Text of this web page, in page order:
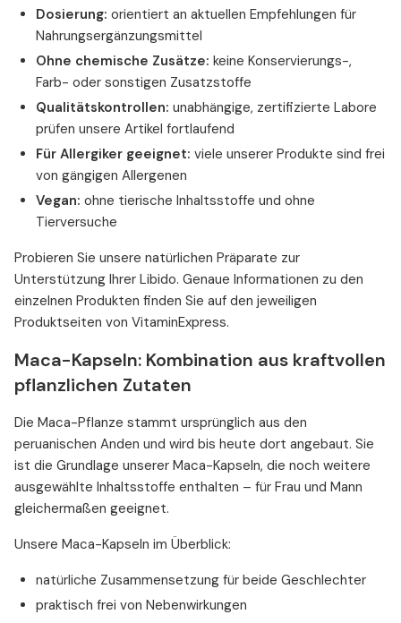
Dosierung: orientiert an aktuellen Empfehlungen für
Nahrungsergänzungsmittel
Ohne chemische Zusätze: keine Konservierungs-,
Farb- oder sonstigen Zusatzstoffe
Qualitätskontrollen: unabhängige, zertifizierte Labore
prüfen unsere Artikel fortlaufend
Für Allergiker geeignet: viele unserer Produkte sind frei
von gängigen Allergenen
Vegan: ohne tierische Inhaltsstoffe und ohne
Tierversuche
Probieren Sie unsere natürlichen Präparate zur
Unterstützung Ihrer Libido. Genaue Informationen zu den
einzelnen Produkten finden Sie auf den jeweiligen
Produktseiten von VitaminExpress.
Maca-Kapseln: Kombination aus kraftvollen
pflanzlichen Zutaten
Die Maca-Pflanze stammt ursprünglich aus den
peruanischen Anden und wird bis heute dort angebaut. Sie
ist die Grundlage unserer Maca-Kapseln, die noch weitere
ausgewählte Inhaltsstoffe enthalten – für Frau und Mann
gleichermaßen geeignet.
Unsere Maca-Kapseln im Überblick:
natürliche Zusammensetzung für beide Geschlechter
praktisch frei von Nebenwirkungen